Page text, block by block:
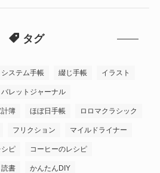
タグ
システム手帳 綴じ手帳 イラスト
バレットジャーナル
簿 ほぼ日手帳 ロロマクラシック
フリクション マイルドライナー
ピ コーヒーのレシピ
読書 かんたんDIY